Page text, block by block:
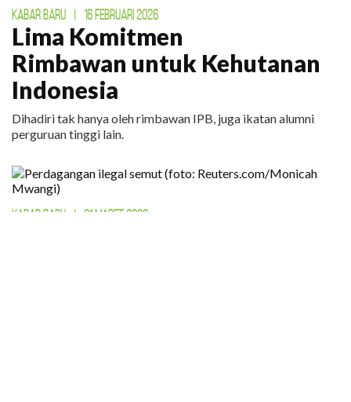
KABAR BARU 16 FEBRUARI 2026
Lima Komitmen
Rimbawan untuk Kehutanan
Indonesia
Dihadiri tak hanya oleh rimbawan IPB, juga ikatan alumni
perguruan tinggi lain.
KABAR BARU | 31 MARET 2026